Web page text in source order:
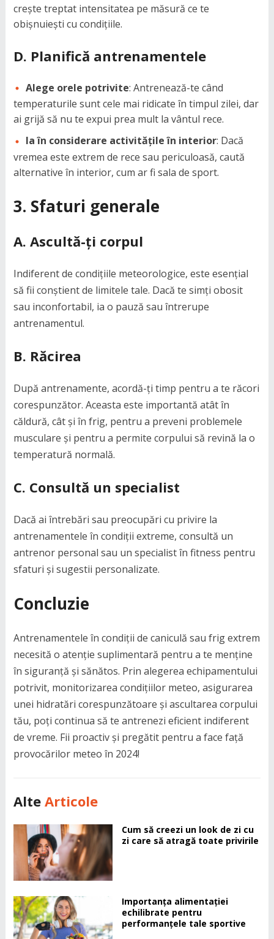
crește treptat intensitatea pe măsură ce te
obișnuiești cu condițiile.
D. Planifică antrenamentele
Alege orele potrivite: Antrenează-te când
temperaturile sunt cele mai ridicate în timpul zilei, dar
ai grijă să nu te expui prea mult la vântul rece.
Ia în considerare activitățile în interior: Dacă
vremea este extrem de rece sau periculoasă, caută
alternative în interior, cum ar fi sala de sport.
3. Sfaturi generale
A. Ascultă-ți corpul
Indiferent de condițiile meteorologice, este esențial
să fii conștient de limitele tale. Dacă te simți obosit
sau inconfortabil, ia o pauză sau întrerupe
antrenamentul.
B. Răcirea
După antrenamente, acordă-ți timp pentru a te răcori
corespunzător. Aceasta este importantă atât în
căldură, cât și în frig, pentru a preveni problemele
musculare și pentru a permite corpului să revină la o
temperatură normală.
C. Consultă un specialist
Dacă ai întrebări sau preocupări cu privire la
antrenamentele în condiții extreme, consultă un
antrenor personal sau un specialist în fitness pentru
sfaturi și sugestii personalizate.
Concluzie
Antrenamentele în condiții de caniculă sau frig extrem
necesită o atenție suplimentară pentru a te menține
în siguranță și sănătos. Prin alegerea echipamentului
potrivit, monitorizarea condițiilor meteo, asigurarea
unei hidratări corespunzătoare și ascultarea corpului
tău, poți continua să te antrenezi eficient indiferent
de vreme. Fii proactiv și pregătit pentru a face față
provocărilor meteo în 2024!
Alte Articole
Cum să creezi un look de zi cu
zi care să atragă toate privirile
Importanța alimentației
echilibrate pentru
performanțele tale sportive